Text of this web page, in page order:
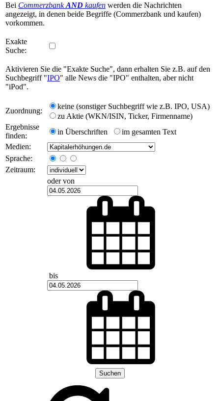
Bei CommerzbankAND kaufen werden die Nachrichten
angezeigt, in denen beide Begriffe (Commerzbank und kaufen)
vorkommen.
Exakte
Suche:
Aktivieren Sie die "Exakte Suche", dann erhalten Sie z.B. auf den
Suchbegriff "IPO" alle News die "IPO" enthalten, aber nicht
"iPod".
Zuordnung:
keine (sonstiger Suchbegriff wie z.B. IPO, USA)
zu Aktie (WKN/ISIN, Ticker, Firmenname)
Ergebnisse
finden:
in Überschriften
im gesamten Text
Medien:
Sprache:
Zeitraum:
oder von
bis
Suchen